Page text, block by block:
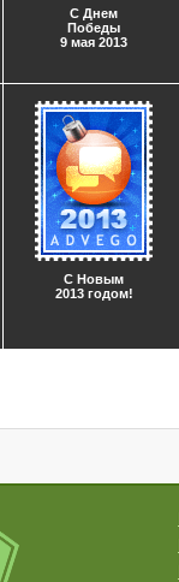
С Днем
Победы
9 мая 2013
С Новым
2013 годом!